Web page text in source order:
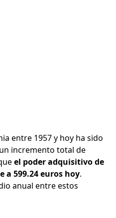
entre 1957 y hoy ha sido
incremento total de
el poder adquisitivo de
a 599.24 euros hoy.
anual entre estos